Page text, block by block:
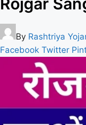
By Rashtriya
Facebook Twitter